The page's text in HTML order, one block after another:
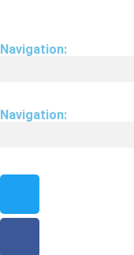
Navigation:
Navigation: